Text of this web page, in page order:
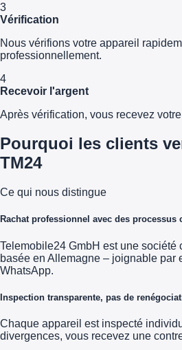
3
Vérification
Nous vérifions votre appareil
professionnellement.
4
Recevoir l'argent
Après vérification, vous recevez
Pourquoi les clients
TM24
Ce qui nous distingue
Rachat professionnel avec des processus
Telemobile24 GmbH est une société
basée en Allemagne – joignable par
WhatsApp.
Inspection transparente, pas de
Chaque appareil est inspecté
divergences, vous recevez une